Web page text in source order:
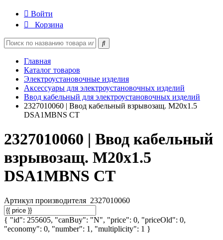
Войти
Корзина
Главная
Каталог товаров
Электроустановочные изделия
Аксессуары для электроустановочных изделий
Ввод кабельный для электроустановочных изделий
2327010060 | Ввод кабельный взрывозащ. М20х1.5
DSA1MBNS СТ
2327010060 | Ввод кабельный
взрывозащ. М20х1.5
DSA1MBNS СТ
Артикул производителя 2327010060
{ "id": 255605, "canBuy": "N", "price": 0, "priceOld": 0,
"economy": 0, "number": 1, "multiplicity": 1 }